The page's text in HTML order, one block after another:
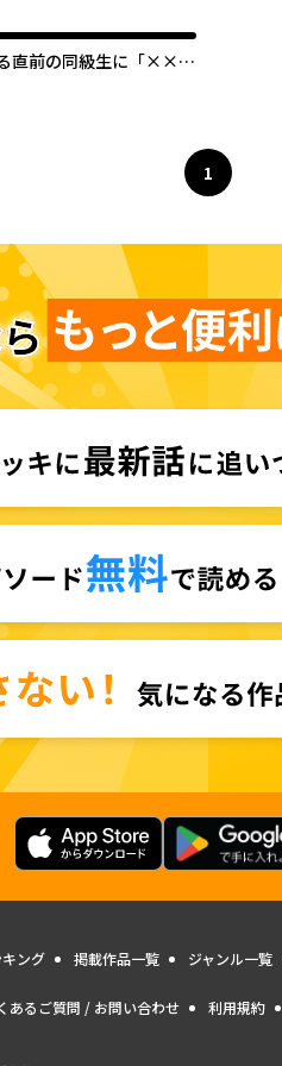
直前の同級生に「×××
ページ
1
へ
キング 掲載作品一覧 ジャンル一覧
あるご質問 / お問い合わせ 利用規約